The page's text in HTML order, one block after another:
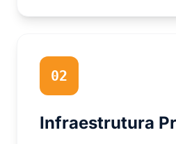
02
Infraestrutura